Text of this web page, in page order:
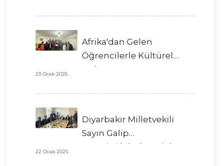
Ziyareti
Afrika'dan Gelen
Öğrencilerle Kültürel
Buluşma
23 Ocak 2025
Diyarbakır Milletvekili
Sayın Galip
Ensarioğlu’ndan Dicle
22 Ocak 2025